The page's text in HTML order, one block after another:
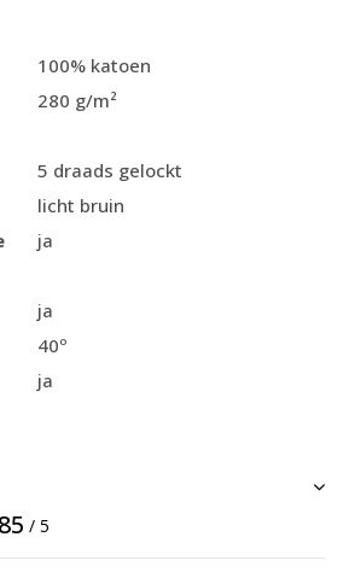
100% katoen
280 g/m²
5 draads gelockt
licht bruin
ja
ja
40º
ja
/ 5